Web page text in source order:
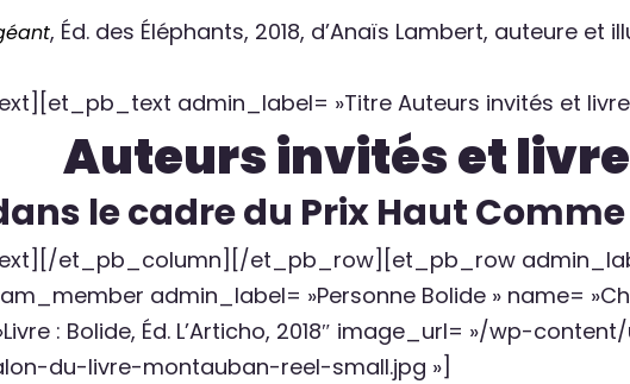
, Éd. des Éléphants, 2018, d’Anaïs Lambert, auteure et
admin_label= »Titre Auteurs invités et
Auteurs invités et
le cadre du Prix Haut Comme
et_pb_column][/et_pb_row][et_pb_row
admin_label= »Personne Bolide » name=
: Bolide, Éd. L’Articho, 2018″ image_url= »/wp-
du-livre-montauban-reel-small.jpg »]